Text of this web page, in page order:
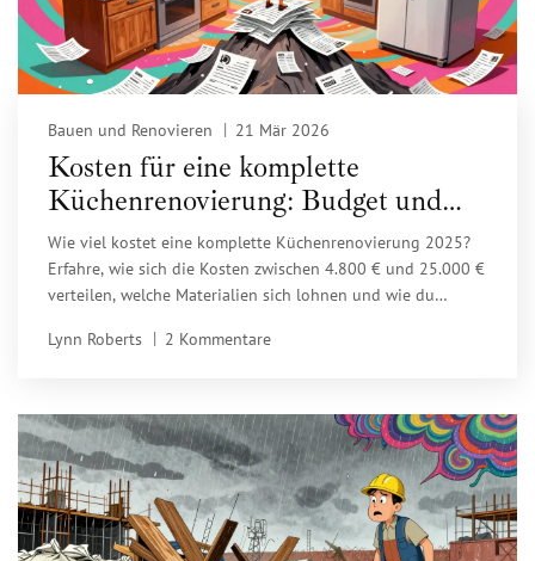
Bauen und Renovieren 21 Mär 2026
Kosten für eine komplette
Küchenrenovierung: Budget und
Preise 2025
Wie viel kostet eine komplette Küchenrenovierung 2025?
Erfahre, wie sich die Kosten zwischen 4.800 € und 25.000 €
verteilen, welche Materialien sich lohnen und wie du
Lynn Roberts
2 Kommentare